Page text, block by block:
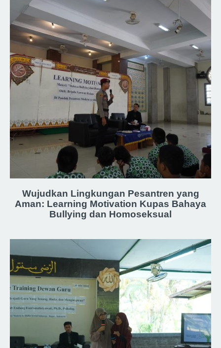
Wujudkan Lingkungan Pesantren yang
Aman: Learning Motivation Kupas Bahaya
Bullying dan Homoseksual